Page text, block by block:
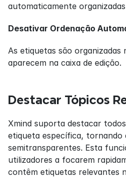
automaticamente
Desativar Ordenação
As etiquetas são organizadas
aparecem na caixa de edição.
Destacar Tópicos
Xmind suporta destacar
etiqueta específica,
semitransparentes. Esta
utilizadores a focarem
contêm etiquetas relevantes